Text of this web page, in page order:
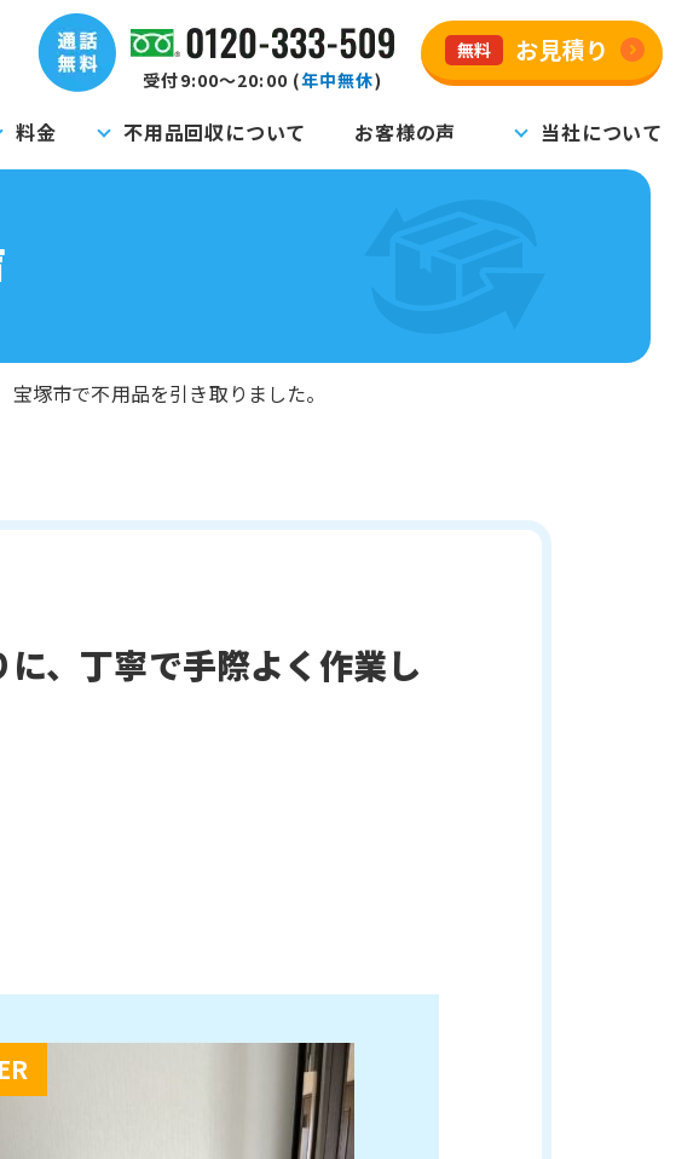
受付9:00～20:00 (年中無休)
無料 お見積り
料金 不用品回収について お客様の声 当社について
宝塚市で不用品を引き取りました。
、丁寧で手際よく作業し